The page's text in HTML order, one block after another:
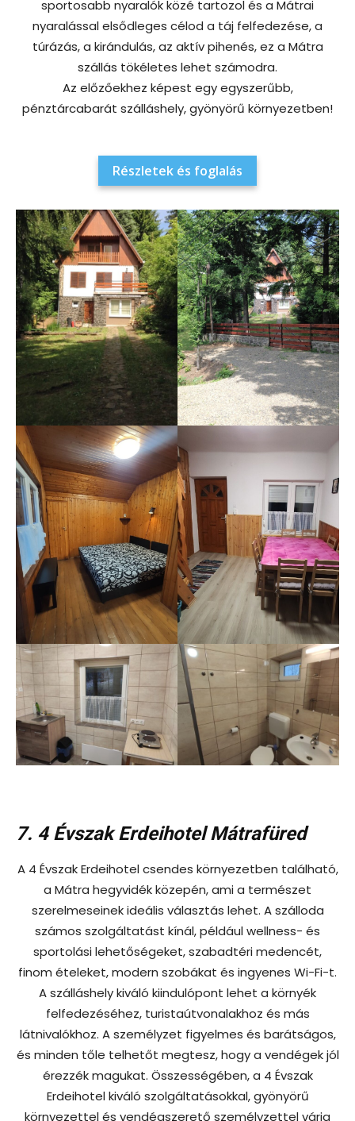
sportosabb nyaralók közé tartozol és a Mátrai
nyaralással elsődleges célod a táj felfedezése, a
túrázás, a kirándulás, az aktív pihenés, ez a Mátra
szállás tökéletes lehet számodra.
Az előzőekhez képest egy egyszerűbb,
pénztárcabarát szálláshely, gyönyörű környezetben!
Részletek és foglalás
7. 4 Évszak Erdeihotel Mátrafüred
A 4 Évszak Erdeihotel csendes környezetben található,
a Mátra hegyvidék közepén, ami a természet
szerelmeseinek ideális választás lehet. A szálloda
számos szolgáltatást kínál, például wellness- és
sportolási lehetőségeket, szabadtéri medencét,
finom ételeket, modern szobákat és ingyenes Wi-Fi-t.
A szálláshely kiváló kiindulópont lehet a környék
felfedezéséhez, turistaútvonalakhoz és más
látnivalókhoz. A személyzet figyelmes és barátságos,
és minden tőle telhetőt megtesz, hogy a vendégek jól
érezzék magukat. Összességében, a 4 Évszak
Erdeihotel kiváló szolgáltatásokkal, gyönyörű
környezettel és vendégszerető személyzettel várja